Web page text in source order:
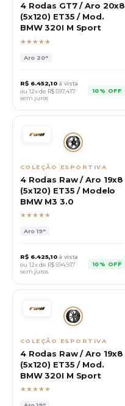
4 Rodas GT7 / Aro 20x8
(5x120) ET35 / Mod.
BMW 320I M Sport
★★★★★
Aro 20"
R$ 6.452,10 à vista
ou 12x de R$597,417
sem juros
10% OFF
COLEÇÃO ESPORTIVA
4 Rodas Raw / Aro 19x8
(5x120) ET35 / Modelo
BMW M3 3.0
★★★★★
Aro19"
R$ 6.425,10 à vista
ou 12x de R$594,917
sem juros
10% OFF
COLEÇÃO ESPORTIVA
4 Rodas Raw / Aro 19x8
(5x120) ET35 / Mod.
BMW 320I M Sport
★★★★★